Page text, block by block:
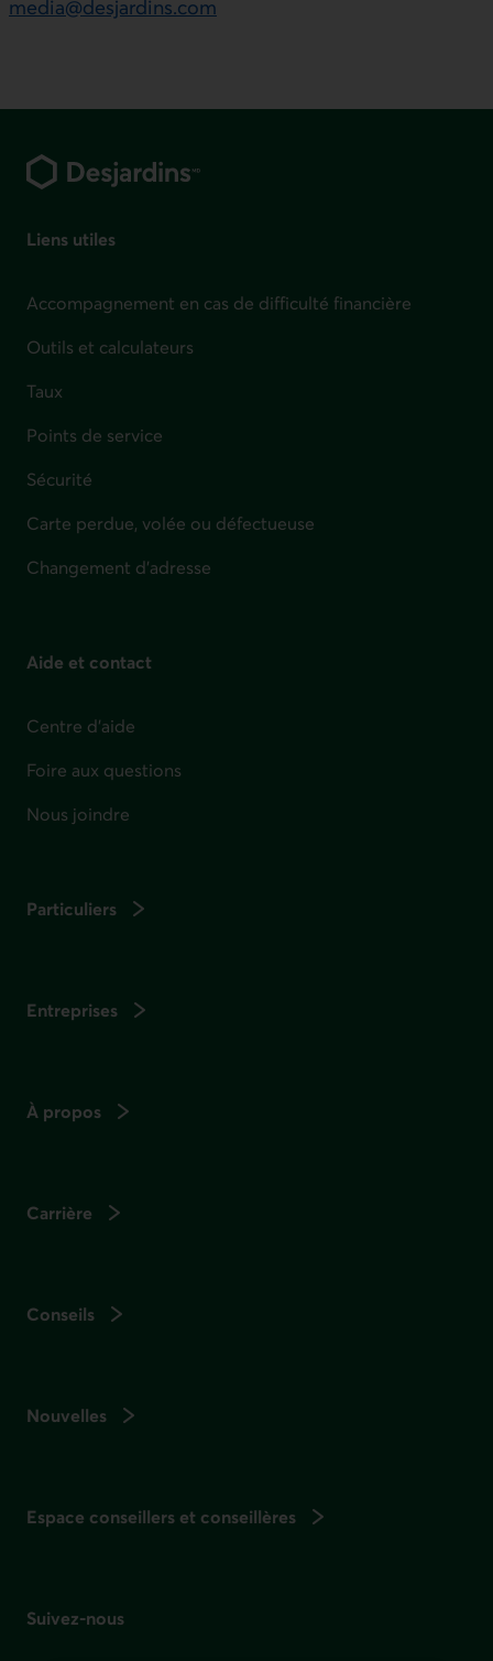
media@desjardins.com
Liens utiles
Accompagnement en cas de difficulté financière
Outils et calculateurs
Taux
Points de service
Sécurité
Carte perdue, volée ou défectueuse
Changement d'adresse
Aide et contact
Centre d'aide
Foire aux questions
Nous joindre
Particuliers
Entreprises
À propos
Carrière
Conseils
Nouvelles
Espace conseillers et conseillères
Suivez-nous